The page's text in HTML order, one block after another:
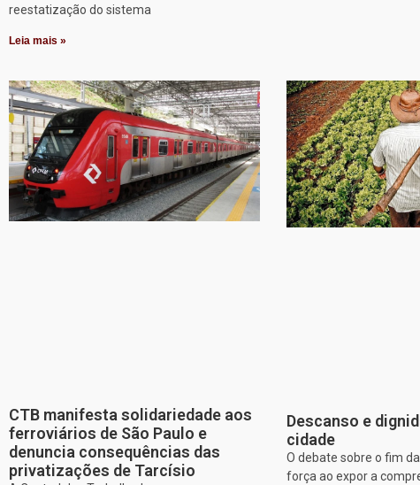
reestatização do sistema
Leia mais »
CTB manifesta solidariedade aos
ferroviários de São Paulo e
denuncia consequências das
privatizações de Tarcísio
Descanso e
cidade
O debate sobre o fim
força ao expor a